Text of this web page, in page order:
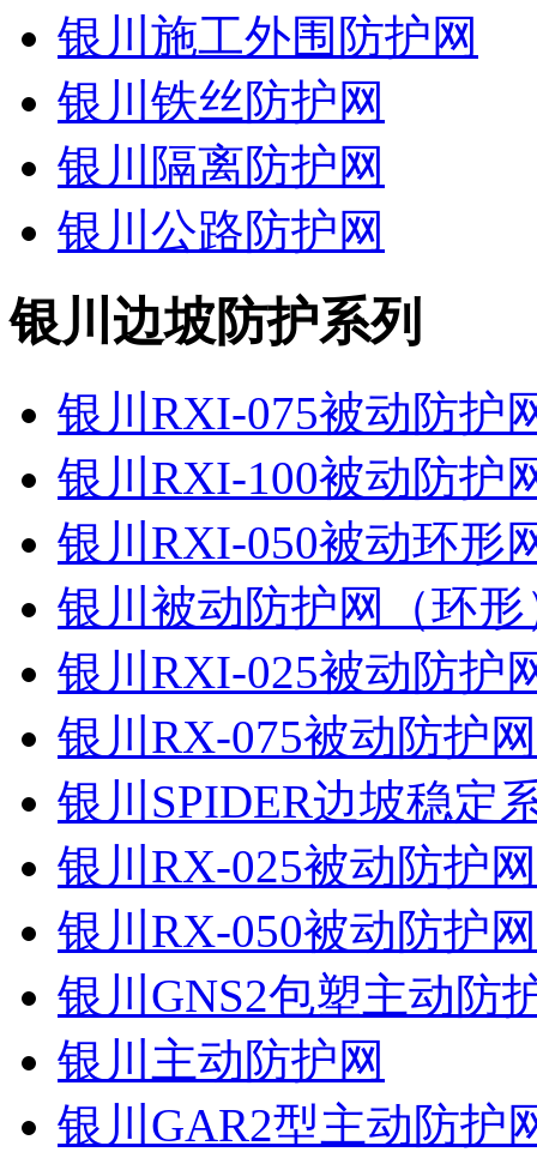
银川施工外围防护网
银川铁丝防护网
银川隔离防护网
银川公路防护网
银川边坡防护系列
银川RXI-075被动防护
银川RXI-100被动防护
银川RXI-050被动环形
银川被动防护网（环形
银川RXI-025被动防护
银川RX-075被动防护
银川SPIDER边坡稳定
银川RX-025被动防护
银川RX-050被动防护
银川GNS2包塑主动防
银川主动防护网
银川GAR2型主动防护